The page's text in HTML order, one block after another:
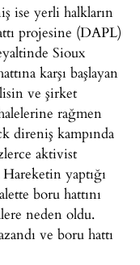
ise yerli halkların
projesine (DAPL)
Sioux
karşı başlayan
ve şirket
rağmen
direniş kampında
aktivist
yaptığı
boru hattını
neden oldu.
ve boru hattı